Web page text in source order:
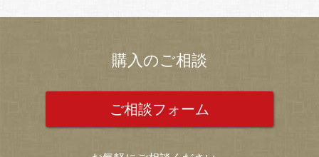
購入のご相談
ご相談フォーム